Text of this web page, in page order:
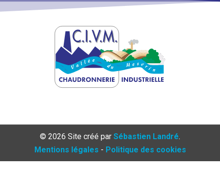
© 2026 Site créé par Sébastien Landré.
Mentions légales - Politique des cookies